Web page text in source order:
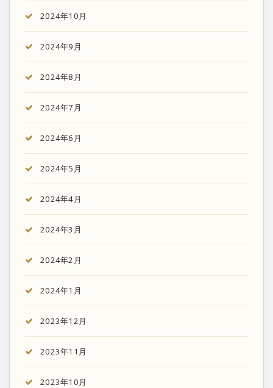
2024年10月
2024年9月
2024年8月
2024年7月
2024年6月
2024年5月
2024年4月
2024年3月
2024年2月
2024年1月
2023年12月
2023年11月
2023年10月